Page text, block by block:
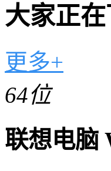
大家正
更多+
64位
联想电脑